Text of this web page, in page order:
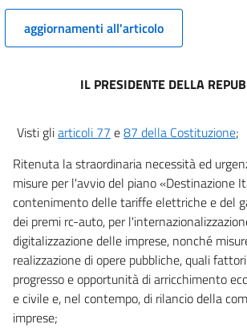
13
13 bis
Allegati
Allegato 1
Allegato 1
aggiornamenti all'articolo
IL PRESIDENTE DELLA
Visti gliarticoli 77 e87 della Costituzione;
Ritenuta la straordinaria necessità ed
misure per l'avvio del piano «Destinazione
contenimento delle tariffe elettriche e del
dei premi rc-auto, per
digitalizzazione delle imprese, nonché
realizzazione di opere pubbliche, quali
progresso e opportunità di arricchimento
e civile e, nel contempo, di rilancio della
imprese;